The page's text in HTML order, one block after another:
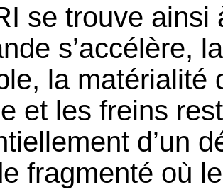
se trouve ainsi
s’accélère,
la matérialité
et les freins
d’un
fragmenté où